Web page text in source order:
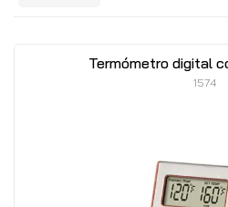
Termómetro digital
1574